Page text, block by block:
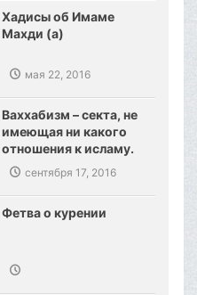
Хадисы об Имаме
Махди (а)
мая 22, 2016
Ваххабизм – секта, не
имеющая ни какого
отношения к исламу.
Созданы предпосылки,
сокрушения
ваххабизма.
сентября 17, 2016
Фетва о курении